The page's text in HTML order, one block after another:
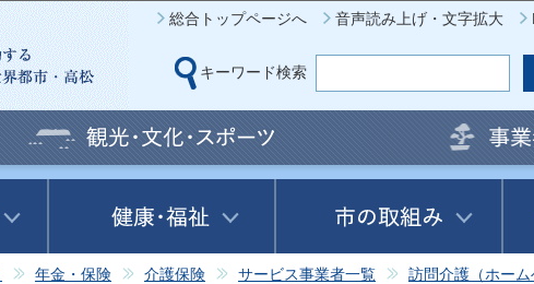
このページの本文へ移動
総合トップページへ 音声読み上げ・文字拡大
キーワード検索
年金・保険 介護保険 サービス事業者一覧
訪問介護（ホーム